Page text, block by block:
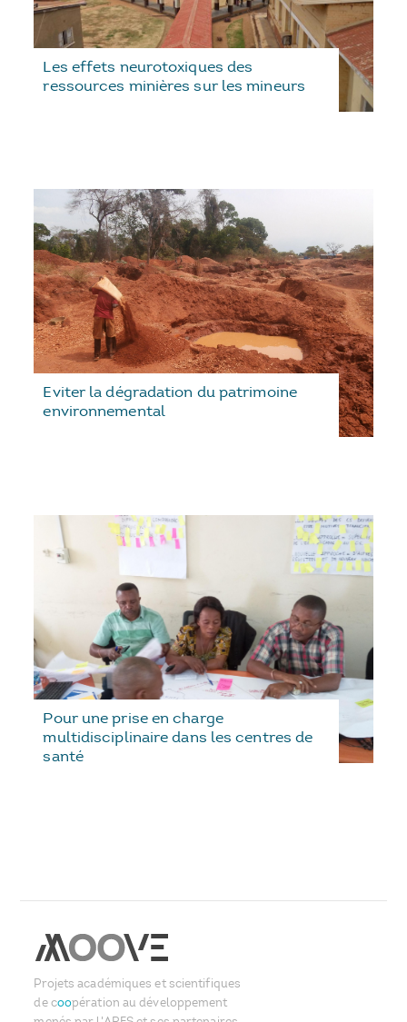
Les effets neurotoxiques des
ressources minières sur les mineurs
Eviter la dégradation du patrimoine
environnemental
Pour une prise en charge
multidisciplinaire dans les centres de
santé
Projets académiques et scientifiques
de coopération au développement